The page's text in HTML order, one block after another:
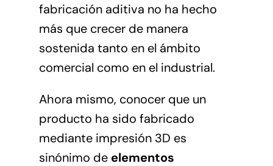
fabricación aditiva no ha hecho
más que crecer de manera
sostenida tanto en el ámbito
comercial como en el industrial.
Ahora mismo, conocer que un
producto ha sido fabricado
mediante impresión 3D es
sinónimo de elementos